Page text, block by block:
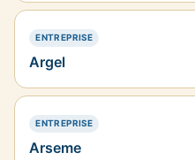
ENTREPRISE— PRÉSENCE SIMPLE
Argel
ENTREPRISE— PRÉSENCE SIMPLE
Arseme